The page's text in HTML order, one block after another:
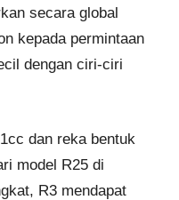
secara global
kepada permintaan
dengan ciri-ciri
dan reka bentuk
model R25 di
R3 mendapat